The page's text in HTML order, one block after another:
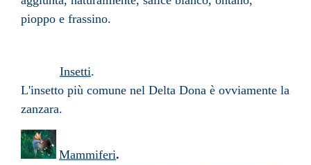
pioppo e frassino.
Insetti.
L'insetto più comune nel Delta Dona è ovviamente la
zanzara.
Mammiferi.